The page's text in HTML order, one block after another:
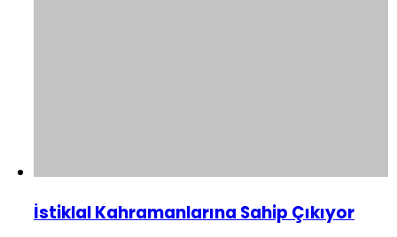
İstiklal Kahramanlarına Sahip Çıkıyor